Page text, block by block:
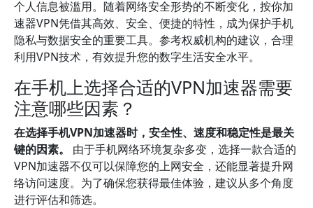
个人信息被滥用。随着网络安全形势的不断变化，按你加
速器VPN凭借其高效、安全、便捷的特性，成为保护手机
隐私与数据安全的重要工具。参考权威机构的建议，合理
利用VPN技术，有效提升您的数字生活安全水平。
在手机上选择合适的VPN加速器需要
注意哪些因素？
在选择手机VPN加速器时，安全性、速度和稳定性是最关
键的因素。
由于手机网络环境复杂多变，选择一款合适的
VPN加速器不仅可以保障您的上网安全，还能显著提升网
络访问速度。为了确保您获得最佳体验，建议从多个角度
进行评估和筛选。